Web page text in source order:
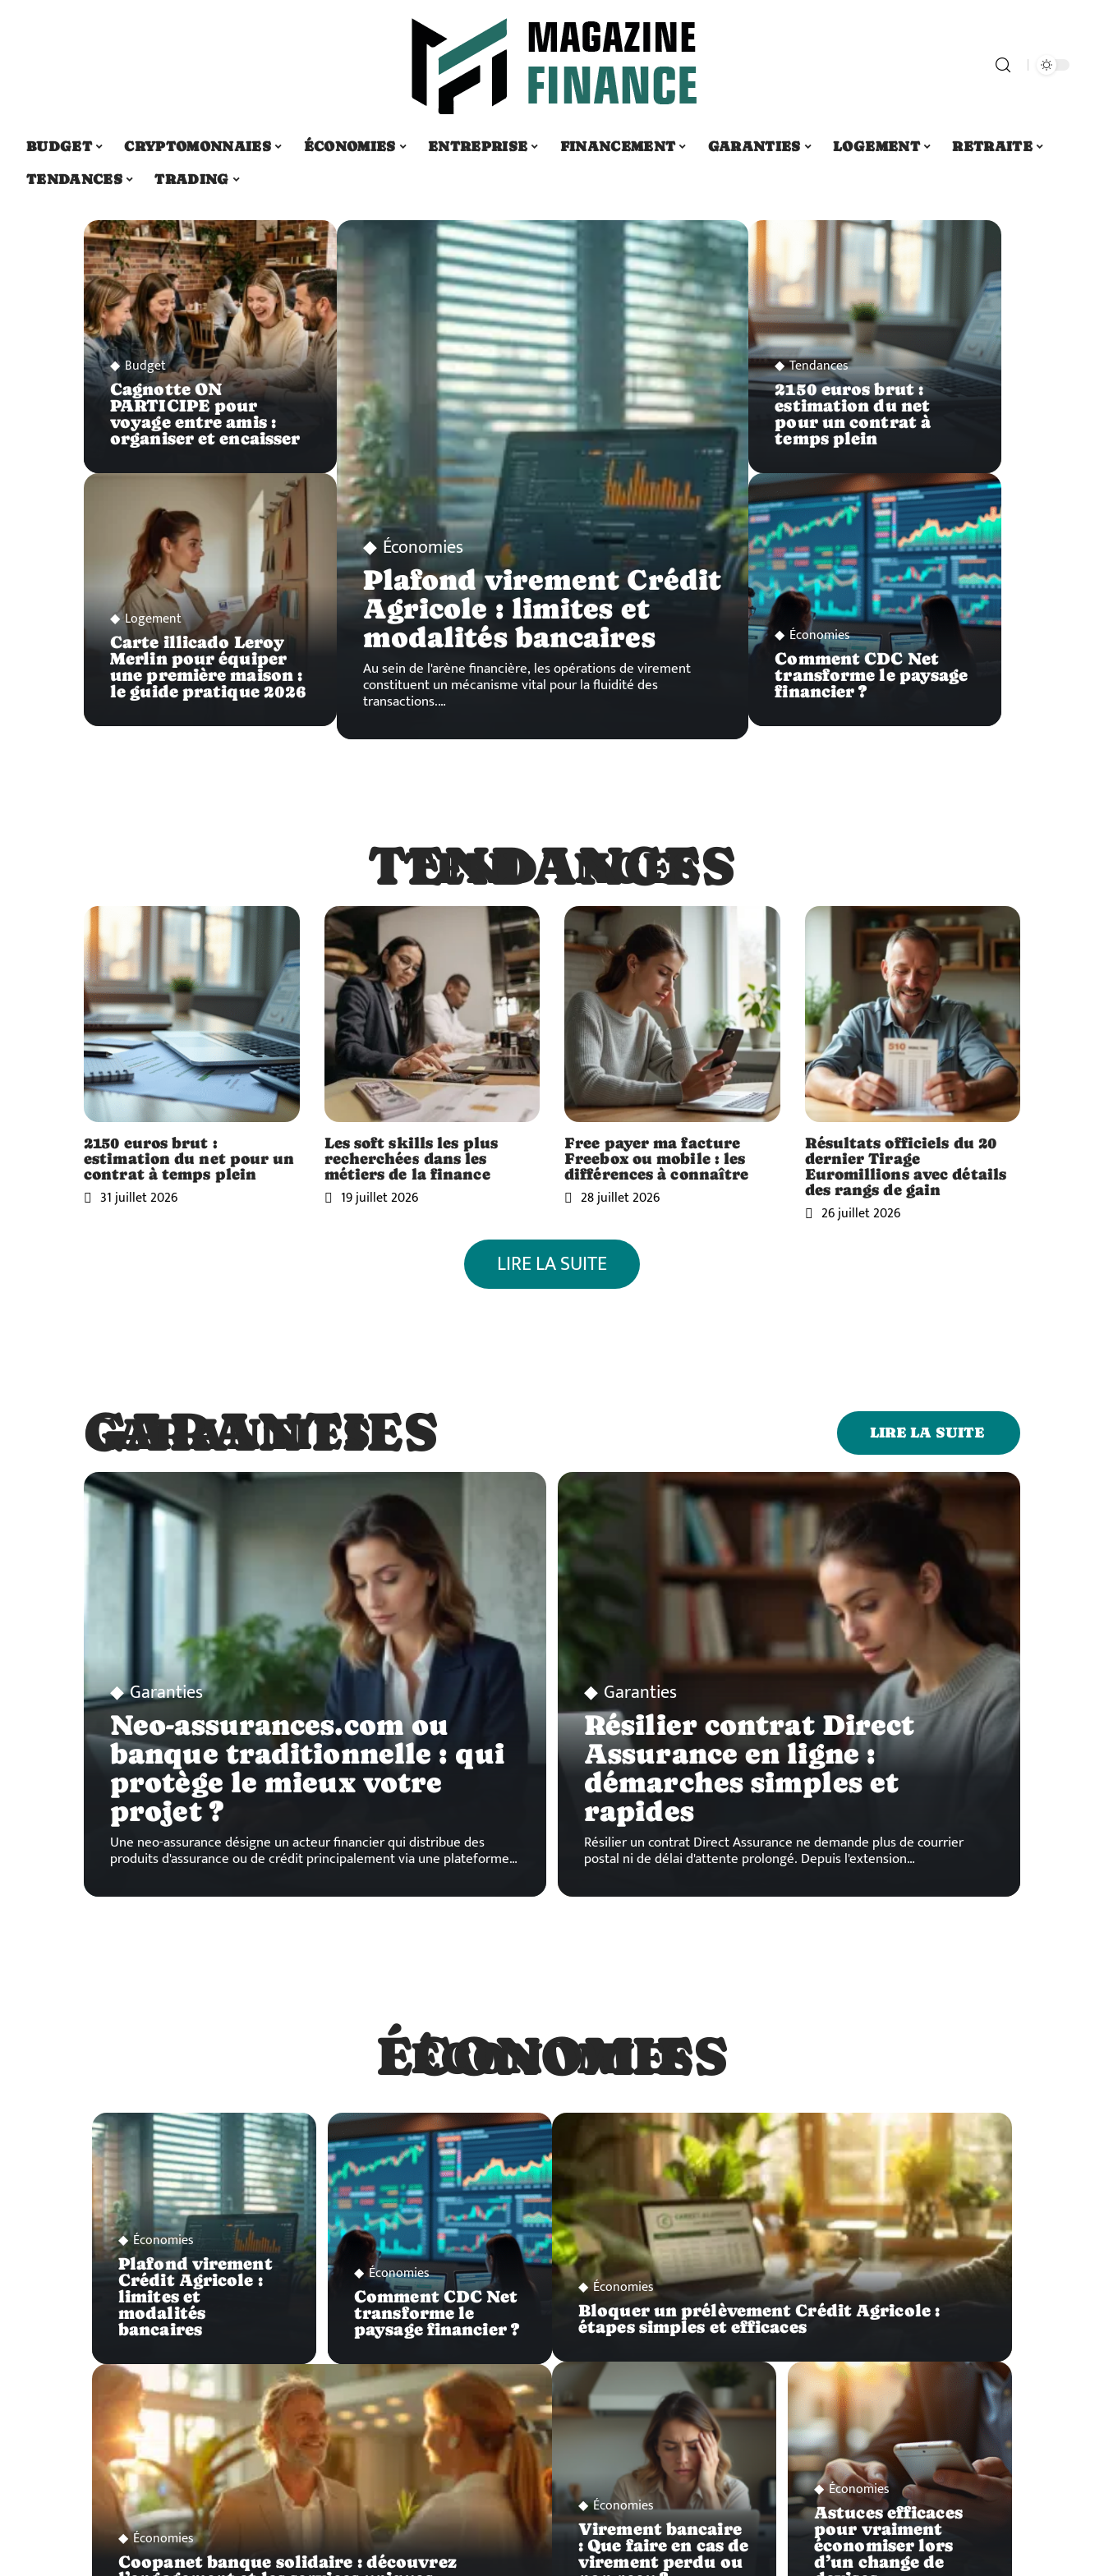
BUDGET CRYPTOMONNAIES ÉCONOMIES ENTREPRISE FINANCEMENT GARANTIES LOGEMENT
RETRAITE
TENDANCES
TRADING
Budget
Cagnotte ON
PARTICIPE pour
voyage entre amis :
organiser et encaisser
Logement
Carte illicado Leroy
Merlin pour équiper
une première maison :
le guide pratique 2026
Économies
Plafond virement Crédit
Agricole : limites et
modalités bancaires
Au sein de l'arène financière, les opérations de virement
constituent un mécanisme vital pour la fluidité des
transactions.…
Tendances
2150 euros brut :
estimation du net
pour un contrat à
temps plein
Économies
Comment CDC Net
transforme le paysage
financier ?
TENDANCES
TENDANCES
2150 euros brut :
estimation du net pour un
contrat à temps plein
31 juillet 2026
Les soft skills les plus
recherchées dans les
métiers de la finance
19 juillet 2026
Free payer ma facture
Freebox ou mobile : les
différences à connaître
28 juillet 2026
Résultats officiels du 20
dernier Tirage
Euromillions avec détails
des rangs de gain
26 juillet 2026
LIRE LA SUITE
GARANTIES
GARANTIES LIRE LA SUITE
Garanties
Neo-assurances.com ou
banque traditionnelle : qui
protège le mieux votre
projet ?
Une neo-assurance désigne un acteur financier qui distribue des
produits d'assurance ou de crédit principalement via une plateforme…
Garanties
Résilier contrat Direct
Assurance en ligne :
démarches simples et
rapides
Résilier un contrat Direct Assurance ne demande plus de courrier
postal ni de délai d'attente prolongé. Depuis l'extension…
ÉCONOMIES
ÉCONOMIES
Économies
Plafond virement
Crédit Agricole :
limites et
modalités
bancaires
Économies
Comment CDC Net
transforme le
paysage financier ?
Économies
Coopanet banque solidaire : découvrez
Économies
Bloquer un prélèvement Crédit Agricole :
étapes simples et efficaces
Économies
Virement bancaire
: Que faire en cas de
virement perdu ou
Économies
Astuces efficaces
pour vraiment
économiser lors
d’un change de